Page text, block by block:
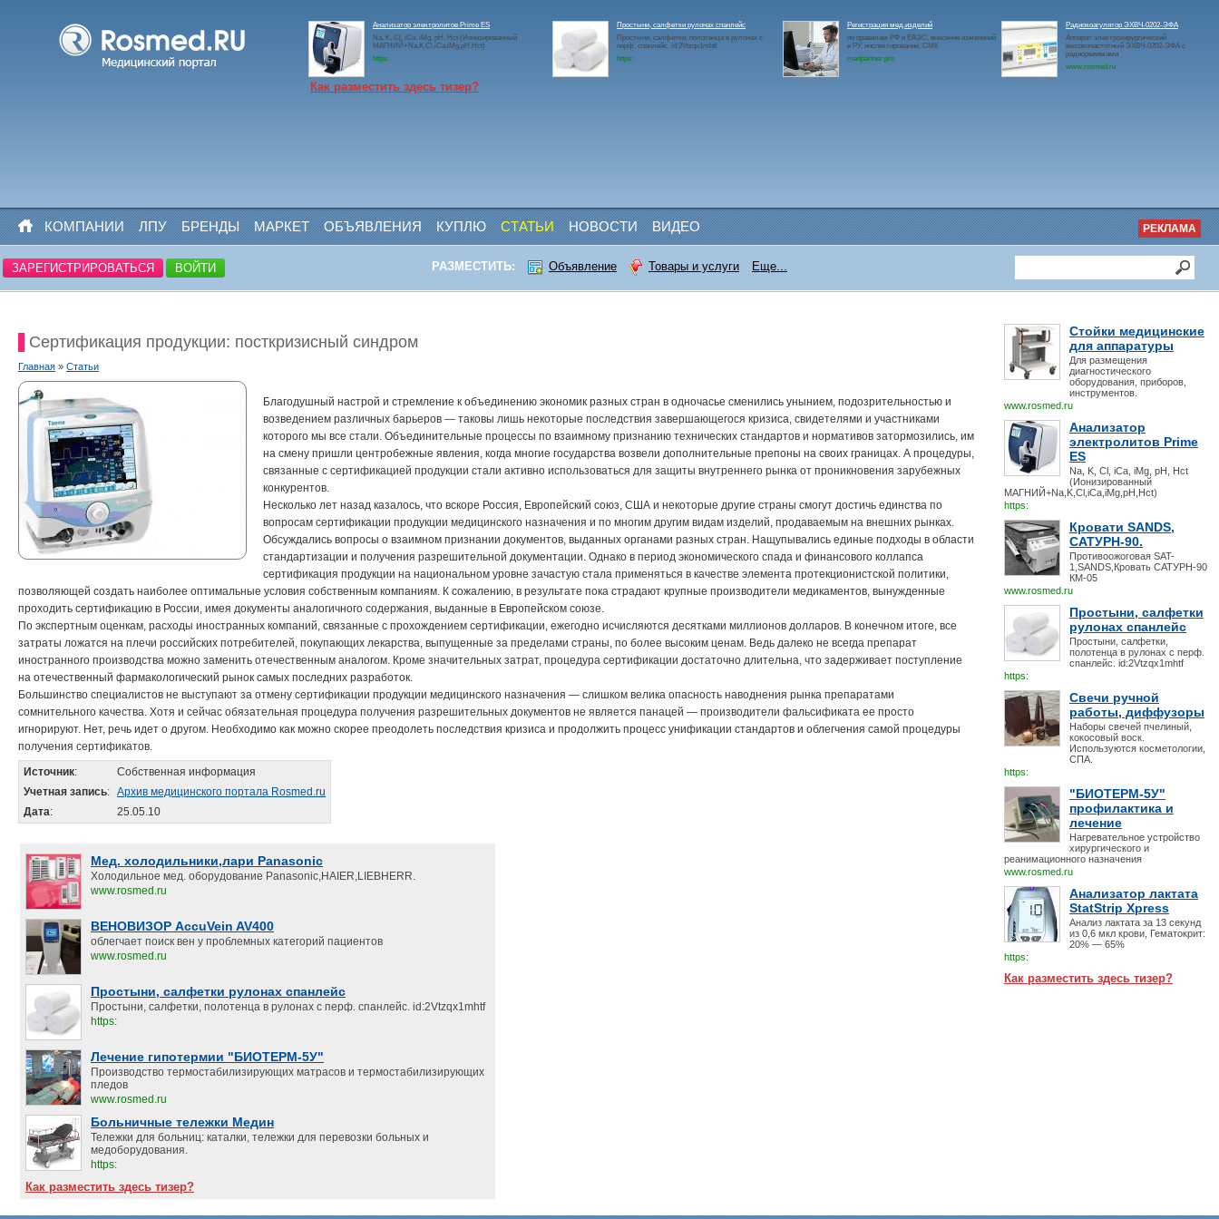
Анализатор электролитов Prime ES
Na, K, Cl, iCa, iMg, pH, Hct (Ионизированный
МАГНИЙ+Na,K,Cl,iCa,iMg,pH,Hct)
https:
Простыни, салфетки рулонах спанлейс
Простыни, салфетки, полотенца в рулонах с
перф. спанлейс. id:2Vtzqx1mhtf
https:
Регистрация мед.изделий
по правилам РФ и ЕАЭС, внесение изменений
в РУ, инспектирование, СМК
medpartner.pro
Радиокоагулятор ЭХВЧ-0202-ЭФА
Аппарат электрохирургический
высокочастотный ЭХВЧ-0202-ЭФА с
радиорежимами
www.rosmed.ru
Как разместить здесь тизер?
КОМПАНИИ ЛПУ БРЕНДЫ МАРКЕТ ОБЪЯВЛЕНИЯ КУПЛЮ СТАТЬИ НОВОСТИ ВИДЕО РЕКЛАМА
ЗАРЕГИСТРИРОВАТЬСЯ ВОЙТИ РАЗМЕСТИТЬ: Объявление Товары и услуги Еще...
Стойки медицинские
для аппаратуры
Для размещения
диагностического
оборудования, приборов,
инструментов.
www.rosmed.ru
Анализатор
электролитов Prime
ES
Na, K, Cl, iCa, iMg, pH, Hct
(Ионизированный
МАГНИЙ+Na,K,Cl,iCa,iMg,pH,Hct)
https:
Кровати SANDS,
САТУРН-90.
Противоожоговая SAT-
1,SANDS,Кровать САТУРН-90
КМ-05
www.rosmed.ru
Простыни, салфетки
рулонах спанлейс
Простыни, салфетки,
полотенца в рулонах с перф.
спанлейс. id:2Vtzqx1mhtf
https:
Свечи ручной
работы, диффузоры
Наборы свечей пчелиный,
кокосовый воск.
Используются косметологии,
СПА.
https:
"БИОТЕРМ-5У"
профилактика и
лечение
Нагревательное устройство
хирургического и
реанимационного назначения
www.rosmed.ru
Анализатор лактата
StatStrip Xpress
Анализ лактата за 13 секунд
из 0,6 мкл крови, Гематокрит:
20% — 65%
https:
Как разместить здесь тизер?
Сертификация продукции: посткризисный синдром
Главная » Статьи
Благодушный настрой и стремление к объединению экономик разных стран в одночасье сменились унынием, подозрительностью и
возведением различных барьеров — таковы лишь некоторые последствия завершающегося кризиса, свидетелями и участниками
которого мы все стали. Объединительные процессы по взаимному признанию технических стандартов и нормативов затормозились, им
на смену пришли центробежные явления, когда многие государства возвели дополнительные препоны на своих границах. А процедуры,
связанные с сертификацией продукции стали активно использоваться для защиты внутреннего рынка от проникновения зарубежных
конкурентов.
Несколько лет назад казалось, что вскоре Россия, Европейский союз, США и некоторые другие страны смогут достичь единства по
вопросам сертификации продукции медицинского назначения и по многим другим видам изделий, продаваемым на внешних рынках.
Обсуждались вопросы о взаимном признании документов, выданных органами разных стран. Нащупывались единые подходы в области
стандартизации и получения разрешительной документации. Однако в период экономического спада и финансового коллапса
сертификация продукции на национальном уровне зачастую стала применяться в качестве элемента протекционистской политики,
позволяющей создать наиболее оптимальные условия собственным компаниям. К сожалению, в результате пока страдают крупные производители медикаментов, вынужденные
проходить сертификацию в России, имея документы аналогичного содержания, выданные в Европейском союзе.
По экспертным оценкам, расходы иностранных компаний, связанные с прохождением сертификации, ежегодно исчисляются десятками миллионов долларов. В конечном итоге, все
затраты ложатся на плечи российских потребителей, покупающих лекарства, выпущенные за пределами страны, по более высоким ценам. Ведь далеко не всегда препарат
иностранного производства можно заменить отечественным аналогом. Кроме значительных затрат, процедура сертификации достаточно длительна, что задерживает поступление
на отечественный фармакологический рынок самых последних разработок.
Большинство специалистов не выступают за отмену сертификации продукции медицинского назначения — слишком велика опасность наводнения рынка препаратами
сомнительного качества. Хотя и сейчас обязательная процедура получения разрешительных документов не является панацей — производители фальсификата ее просто
игнорируют. Нет, речь идет о другом. Необходимо как можно скорее преодолеть последствия кризиса и продолжить процесс унификации стандартов и облегчения самой процедуры
получения сертификатов.
Источник:
Собственная информация
Учетная запись: Архив медицинского портала Rosmed.ru
Дата: 25.05.10
Мед. холодильники,лари Panasonic
Холодильное мед. оборудование Panasonic,HAIER,LIEBHERR.
www.rosmed.ru
ВЕНОВИЗОР AccuVein AV400
облегчает поиск вен у проблемных категорий пациентов
www.rosmed.ru
Простыни, салфетки рулонах спанлейс
Простыни, салфетки, полотенца в рулонах с перф. спанлейс. id:2Vtzqx1mhtf
https:
Лечение гипотермии "БИОТЕРМ-5У"
Производство термостабилизирующих матрасов и термостабилизирующих
пледов
www.rosmed.ru
Больничные тележки Медин
Тележки для больниц: каталки, тележки для перевозки больных и
медоборудования.
https:
Как разместить здесь тизер?